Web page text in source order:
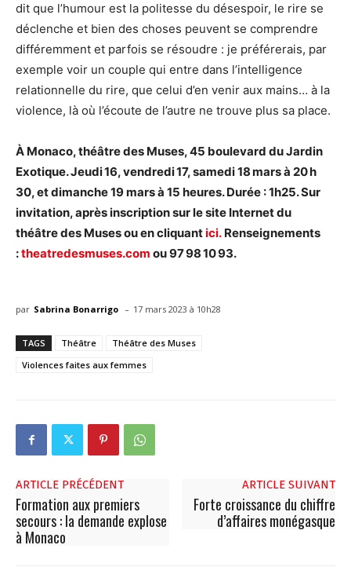
dit que l’humour est la politesse du désespoir, le rire se
déclenche et bien des choses peuvent se comprendre
différemment et parfois se résoudre : je préférerais, par
exemple voir un couple qui entre dans l’intelligence
relationnelle du rire, que celui d’en venir aux mains… à la
violence, là où l’écoute de l’autre ne trouve plus sa place.
À Monaco, théâtre des Muses, 45 boulevard du Jardin
Exotique. Jeudi 16, vendredi 17, samedi 18 mars à 20 h
30, et dimanche 19 mars à 15 heures. Durée : 1h25. Sur
invitation, après inscription sur le site Internet du
théâtre des Muses ou en cliquantici. Renseignements
:theatredesmuses.com ou 97 98 10 93.
par Sabrina Bonarrigo - 17 mars 2023 à 10h28
TAGS Théâtre
Théâtre des Muses
Violences faites aux femmes
ARTICLE PRÉCÉDENT
Formation aux premiers
secours : la demande explose
à Monaco
ARTICLE SUIVANT
Forte croissance du chiffre
d’affaires monégasque